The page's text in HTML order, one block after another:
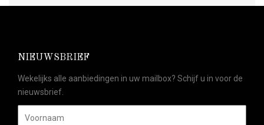
NIEUWSBRIEF
Wekelijks alle aanbiedingen in uw mailbox? Schijf u in voor de
nieuwsbrief.